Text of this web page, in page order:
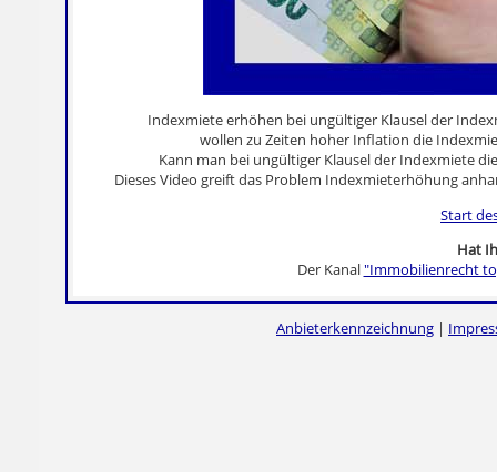
Indexmiete erhöhen bei ungültiger Klausel der
wollen zu Zeiten hoher Inflation die
Kann man bei ungültiger Klausel der Indexmiete
Dieses Video greift das Problem Indexmieterhöhung
Start
Hat
Der Kanal"Immobilienrecht
Anbieterkennzeichnung |